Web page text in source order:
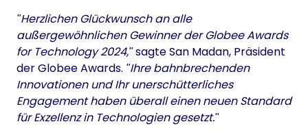
Herzlichen Glückwunsch an alle
außergewöhnlichen Gewinner der Globee Awards
for Technology 2024, sagte San Madan, Präsident
der Globee Awards. Ihre bahnbrechenden
Innovationen und Ihr unerschütterliches
Engagement haben überall einen neuen Standard
für Exzellenz in Technologien gesetzt.